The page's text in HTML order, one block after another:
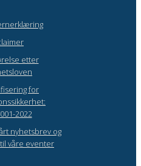
etter
for
2022
nyhetsbrev og
våre eventer